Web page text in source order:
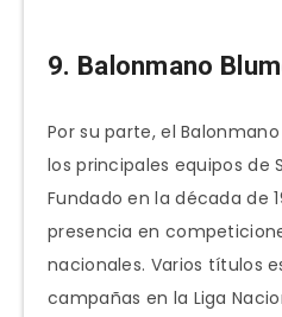
9. Balonmano
Por su parte, el
los principales equipos de
Fundado en la década de
presencia en
nacionales. Varios títulos
campañas en la Liga